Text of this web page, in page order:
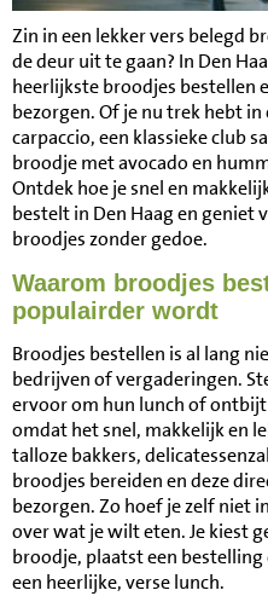
Zin in een lekker vers belegd
de deur uit te gaan? In Den
heerlijkste broodjes bestellen
bezorgen. Of je nu trek hebt
carpaccio, een klassieke club
broodje met avocado en
Ontdek hoe je snel en
bestelt in Den Haag en geniet
broodjes zonder gedoe.
Waarom broodjes
populairder wordt
Broodjes bestellen is al lang
bedrijven of vergaderingen.
ervoor om hun lunch of
omdat het snel, makkelijk en
talloze bakkers,
broodjes bereiden en deze
bezorgen. Zo hoef je zelf niet
over wat je wilt eten. Je kiest
broodje, plaatst een
een heerlijke, verse lunch.